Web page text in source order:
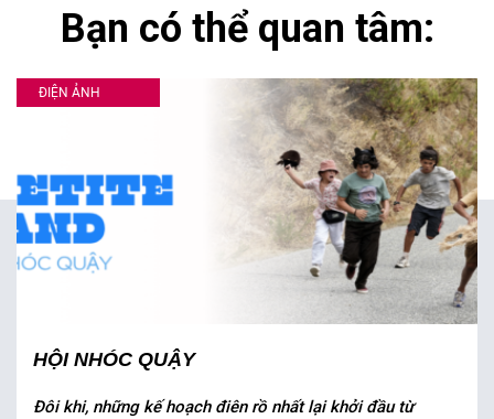
Bạn có thể quan tâm:
ĐIỆN ẢNH
HỘI NHÓC QUẬY
Đôi khi, những kế hoạch điên rồ nhất lại khởi đầu từ